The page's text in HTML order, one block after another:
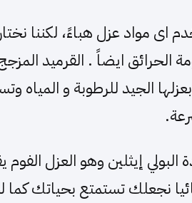
اى مواد عزل هباءً، لكننا
الحرائق ايضاً . القرميد
بعزلها الجيد للرطوبة و المياه
إيثلين وهو العزل
نجعلك تستمتع بحياتك